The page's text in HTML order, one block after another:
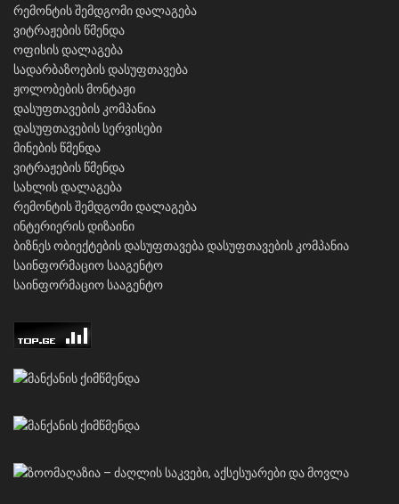
რემონტის შემდგომი დალაგება
ვიტრაჟების წმენდა
ოფისის დალაგება
სადარბაზოების დასუფთავება
ჟოლობების მონტაჟი
დასუფთავების კომპანია
დასუფთავების სერვისები
მინების წმენდა
ვიტრაჟების წმენდა
სახლის დალაგება
რემონტის შემდგომი დალაგება
ინტერიერის დიზაინი
ბიზნეს ობიექტების დასუფთავებადასუფთავების კომპანია
საინფორმაციო სააგენტო
საინფორმაციო სააგენტო